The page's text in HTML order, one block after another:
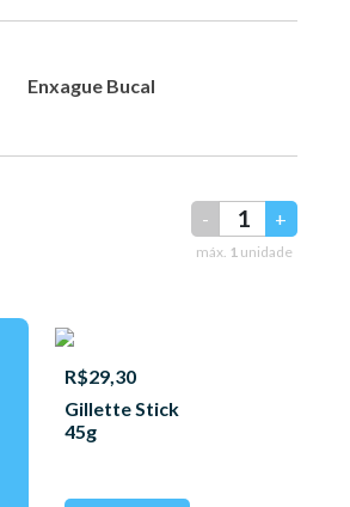
Enxague Bucal
- +
máx. 1 unidade
R$29,30
Gillette Stick
45g